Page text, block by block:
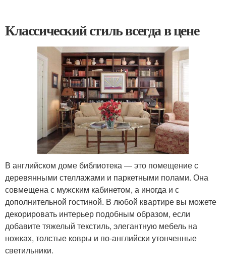
Классический стиль всегда в цене
В английском доме библиотека — это помещение с
деревянными стеллажами и паркетными полами. Она
совмещена с мужским кабинетом, а иногда и с
дополнительной гостиной. В любой квартире вы можете
декорировать интерьер подобным образом, если
добавите тяжелый текстиль, элегантную мебель на
ножках, толстые ковры и по-английски утонченные
светильники.